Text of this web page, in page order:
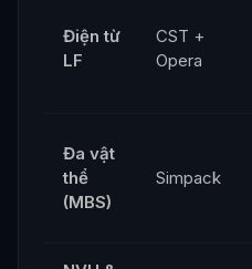
Điện từ
LF
CST +
Opera
Đa vật
thể
(MBS)
Simpack